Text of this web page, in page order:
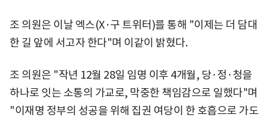
조 의원은 이날 엑스(X·구 트위터)를 통해 "이제는 더 담대
한 길 앞에 서고자 한다"며 이같이 밝혔다.
조 의원은 "작년 12월 28일 임명 이후 4개월, 당·정·청을
하나로 잇는 소통의 가교로, 막중한 책임감으로 일했다"며
"이재명 정부의 성공을 위해 집권 여당이 한 호흡으로 가도